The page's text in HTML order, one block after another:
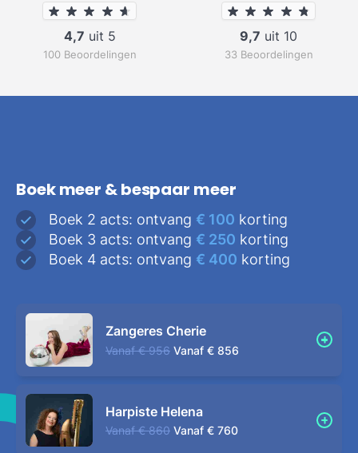
4,7 uit 5
100 Beoordelingen
9,7 uit 10
33 Beoordelingen
Boek meer & bespaar meer
Boek 2 acts: ontvang € 100 korting
Boek 3 acts: ontvang € 250 korting
Boek 4 acts: ontvang € 400 korting
Zangeres Cherie
Vanaf € 956 Vanaf € 856
Harpiste Helena
Vanaf € 860 Vanaf € 760